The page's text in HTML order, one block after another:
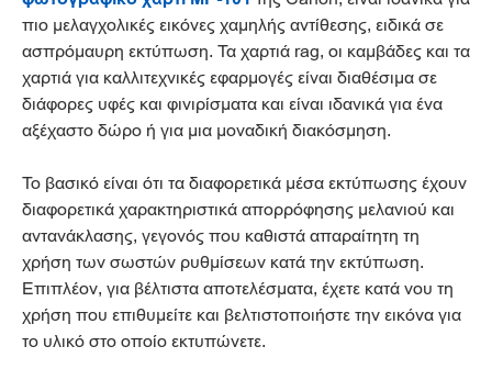
πιο μελαγχολικές εικόνες χαμηλής αντίθεσης, ειδικά σε
ασπρόμαυρη εκτύπωση. Τα χαρτιά rag, οι καμβάδες και τα
χαρτιά για καλλιτεχνικές εφαρμογές είναι διαθέσιμα σε
διάφορες υφές και φινιρίσματα και είναι ιδανικά για ένα
αξέχαστο δώρο ή για μια μοναδική διακόσμηση.
Το βασικό είναι ότι τα διαφορετικά μέσα εκτύπωσης έχουν
διαφορετικά χαρακτηριστικά απορρόφησης μελανιού και
αντανάκλασης, γεγονός που καθιστά απαραίτητη τη
χρήση των σωστών ρυθμίσεων κατά την εκτύπωση.
Επιπλέον, για βέλτιστα αποτελέσματα, έχετε κατά νου τη
χρήση που επιθυμείτε και βελτιστοποιήστε την εικόνα για
το υλικό στο οποίο εκτυπώνετε.